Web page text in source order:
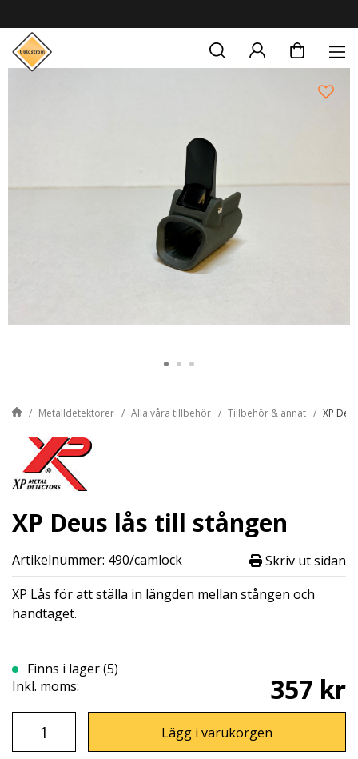
Metalldetektorer Alla våra tillbehör Tillbehör & annat XP
XP Deus lås till stången
Artikelnummer: 490/camlock
Skriv ut sidan
XP Lås för att ställa in längden mellan stången och
handtaget.
Finns i lager (5)
Inkl. moms:
357 kr
Lägg i varukorgen